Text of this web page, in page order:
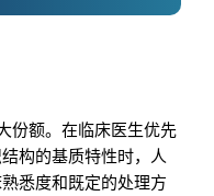
份额。在临床医生优先
构的基质特性时，人
悉度和既定的处理方